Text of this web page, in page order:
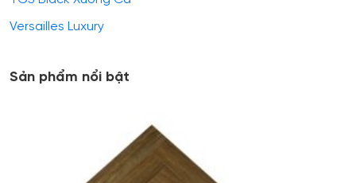
Versailles Luxury
Sản phẩm nổi bật